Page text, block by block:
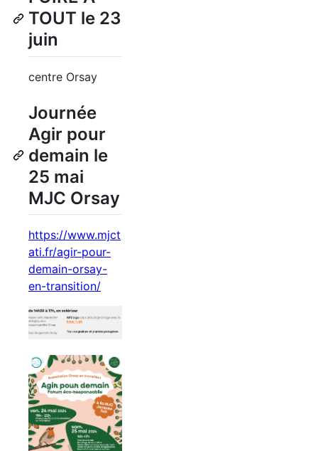
TOUT le 23
juin
centre Orsay
Journée
Agir pour
demain le
25 mai
MJC Orsay
https://www.mjct
ati.fr/agir-pour-
demain-orsay-
en-transition/